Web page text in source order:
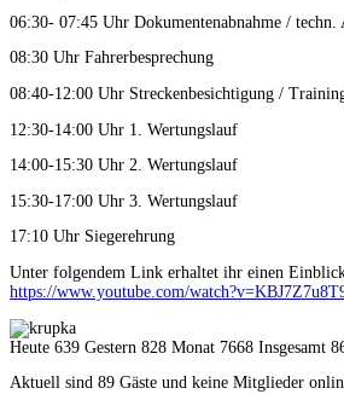
06:30- 07:45 Uhr Dokumentenabnahme / techn.
08:30 Uhr Fahrerbesprechung
08:40-12:00 Uhr Streckenbesichtigung /
12:30-14:00 Uhr 1. Wertungslauf
14:00-15:30 Uhr 2. Wertungslauf
15:30-17:00 Uhr 3. Wertungslauf
17:10 Uhr Siegerehrung
Unter folgendem Link erhaltet ihr einen
https://www.youtube.com/
Heute 639 Gestern 828 Monat 7668 Insgesamt
Aktuell sind 89 Gäste und keine Mitglieder